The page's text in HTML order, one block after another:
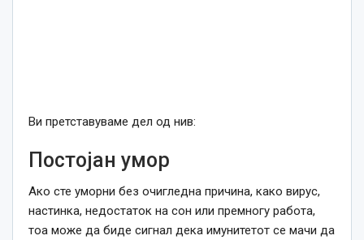
Ви претставуваме дел од нив:
Постојан умор
Ако сте уморни без очигледна причина, како вирус,
настинка, недостаток на сон или премногу работа,
тоа може да биде сигнал дека имунитетот се мачи да